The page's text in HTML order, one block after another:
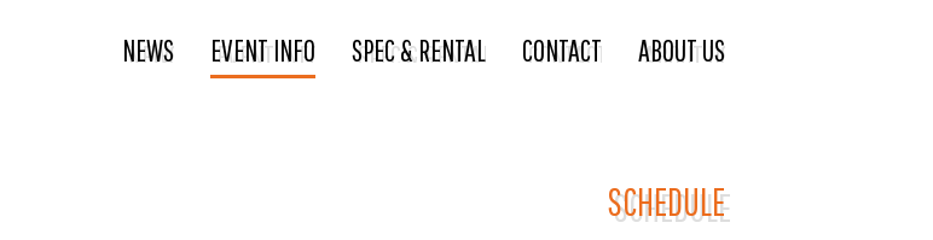
NEWS EVENT INFO SPEC & RENTAL CONTACT ABOUT US
SCHEDULE